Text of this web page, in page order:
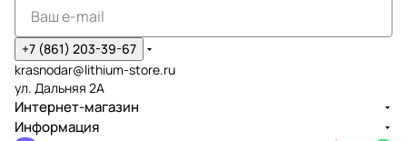
+7 (861) 203-39-67
krasnodar@lithium-store.ru
ул. Дальняя 2А
Интернет-магазин
Информация